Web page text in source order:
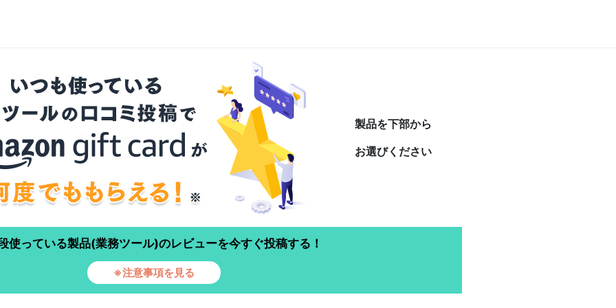
製品を下部から
お選びください
使っている製品(業務ツール)のレビューを今すぐ投稿する！
※注意事項を見る